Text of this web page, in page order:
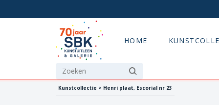
HOME
Kunstcollectie > Henri plaat, Escorial nr 23